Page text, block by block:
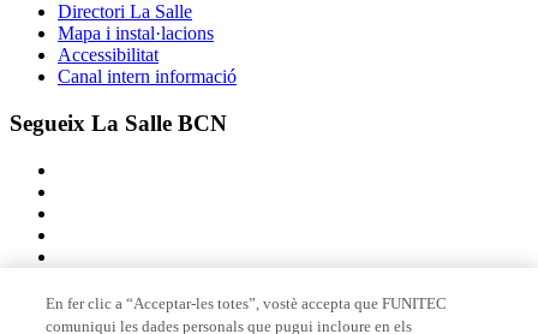
Directori La Salle
Mapa i instal·lacions
Accessibilitat
Canal intern informació
Segueix La Salle BCN
En fer clic a “Acceptar-les totes”, vostè accepta que FUNITEC
comuniqui les dades personals que pugui incloure en els